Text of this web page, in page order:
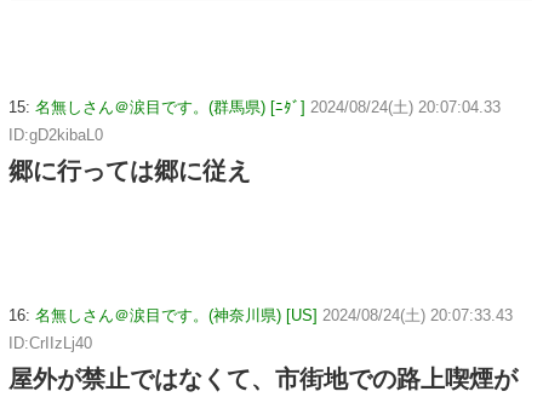
15: 名無しさん＠涙目です。(群馬県) [ﾆﾀﾞ] 2024/08/24(土) 20:07:04.33
ID:gD2kibaL0
郷に行っては郷に従え
16: 名無しさん＠涙目です。(神奈川県) [US] 2024/08/24(土) 20:07:33.43
ID:CrIIzLj40
屋外が禁止ではなくて、市街地での路上喫煙が